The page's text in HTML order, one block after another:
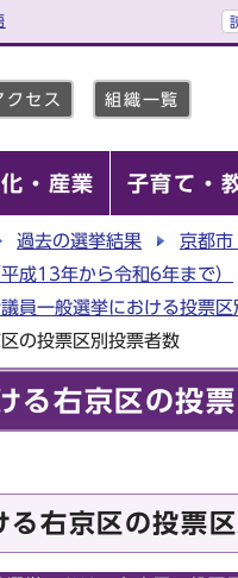
セス 組織一覧
・産業 子育て・
過去の選挙結果
京都市
成13年から令和6年まで）
一般選挙における投票区
の投票区別投票者数
る右京区の投
右京区の投票